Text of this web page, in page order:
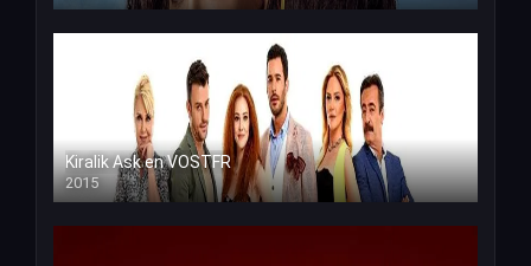
Kiralik Ask en VOSTFR
2015